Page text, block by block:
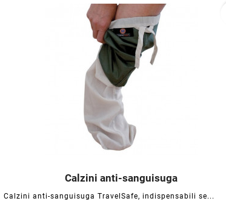
Calzini anti-sanguisuga
Calzini anti-sanguisuga TravelSafe, indispensabili se...
   